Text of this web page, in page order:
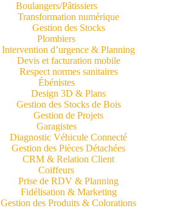
Boulangers/Pâtissiers
Transformation numérique
Gestion des Stocks
Plombiers
Intervention d’urgence & Planning
Devis et facturation mobile
Respect normes sanitaires
Ébénistes
Design 3D & Plans
Gestion des Stocks de Bois
Gestion de Projets
Garagistes
Diagnostic Véhicule Connecté
Gestion des Pièces Détachées
CRM & Relation Client
Coiffeurs
Prise de RDV & Planning
Fidélisation & Marketing
Gestion des Produits & Colorations